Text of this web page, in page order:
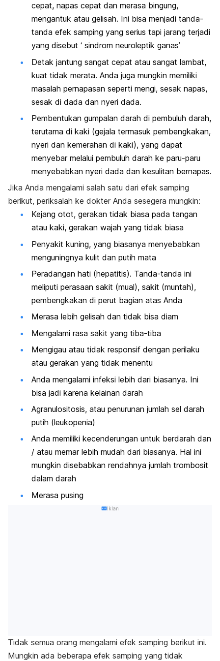
cepat, napas cepat dan merasa bingung,
mengantuk atau gelisah. Ini bisa menjadi tanda-
tanda efek samping yang serius tapi jarang terjadi
yang disebut ‘ sindrom neuroleptik ganas’
Detak jantung sangat cepat atau sangat lambat,
kuat tidak merata. Anda juga mungkin memiliki
masalah pernapasan seperti mengi, sesak napas,
sesak di dada dan nyeri dada.
Pembentukan gumpalan darah di pembuluh darah,
terutama di kaki (gejala termasuk pembengkakan,
nyeri dan kemerahan di kaki), yang dapat
menyebar melalui pembuluh darah ke paru-paru
menyebabkan nyeri dada dan kesulitan bernapas.
Jika Anda mengalami salah satu dari efek samping
berikut, periksalah ke dokter Anda sesegera mungkin:
Kejang otot, gerakan tidak biasa pada tangan
atau kaki, gerakan wajah yang tidak biasa
Penyakit kuning, yang biasanya menyebabkan
menguningnya kulit dan putih mata
Peradangan hati (hepatitis). Tanda-tanda ini
meliputi perasaan sakit (mual), sakit (muntah),
pembengkakan di perut bagian atas Anda
Merasa lebih gelisah dan tidak bisa diam
Mengalami rasa sakit yang tiba-tiba
Mengigau atau tidak responsif dengan perilaku
atau gerakan yang tidak menentu
Anda mengalami infeksi lebih dari biasanya. Ini
bisa jadi karena kelainan darah
Agranulositosis, atau penurunan jumlah sel darah
putih (leukopenia)
Anda memiliki kecenderungan untuk berdarah dan
/ atau memar lebih mudah dari biasanya. Hal ini
mungkin disebabkan rendahnya jumlah trombosit
dalam darah
Merasa pusing
Iklan
Tidak semua orang mengalami efek samping berikut ini.
Mungkin ada beberapa efek samping yang tidak